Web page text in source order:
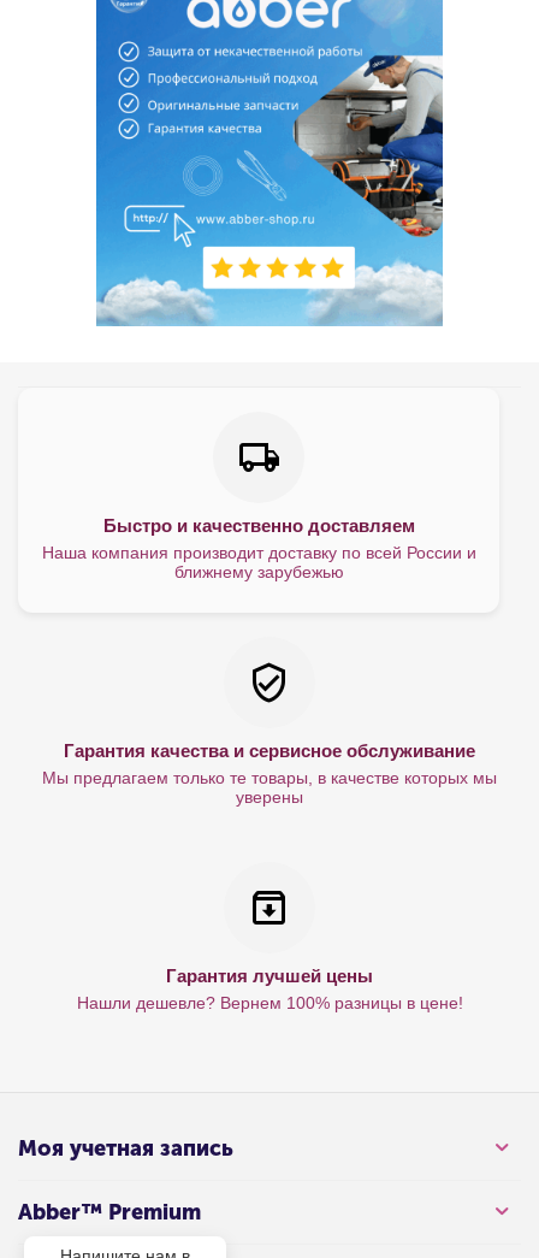
Быстро и качественно доставляем
Наша компания производит доставку по всей России и
ближнему зарубежью
Гарантия качества и сервисное обслуживание
Мы предлагаем только те товары, в качестве которых мы
уверены
Гарантия лучшей цены
Нашли дешевле? Вернем 100% разницы в цене!
Моя учетная запись
Abber™ Premium